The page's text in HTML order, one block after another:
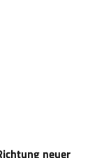
neuer